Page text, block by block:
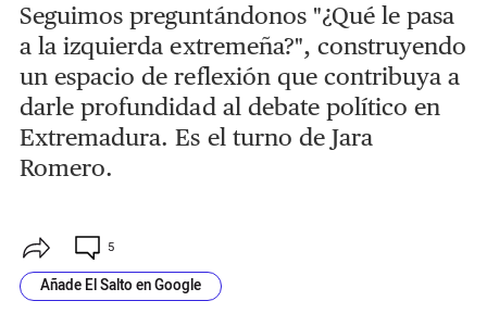
Seguimos preguntándonos "¿Qué le pasa
a la izquierda extremeña?", construyendo
un espacio de reflexión que contribuya a
darle profundidad al debate político en
Extremadura. Es el turno de Jara
Romero.
5
Añade El Salto en Google